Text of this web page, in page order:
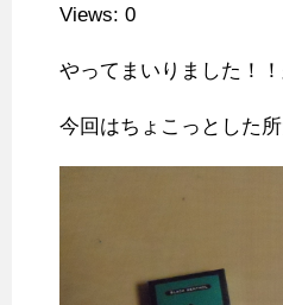
Views: 0
やってまいりました！
今回はちょこっとした所